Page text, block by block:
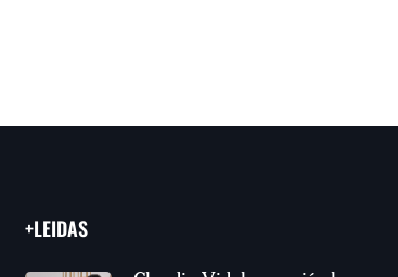
+LEIDAS